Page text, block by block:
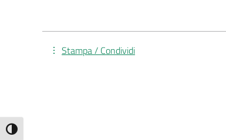
Attiva/disattiva alto contrasto
Stampa / Condividi